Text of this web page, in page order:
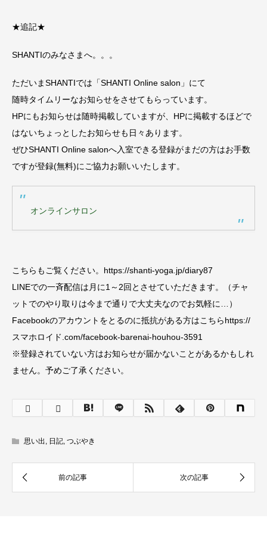
★追記★
SHANTIのみなさまへ。。。
ただいまSHANTIでは「SHANTI Online salon」にて
随時タイムリーなお知らせをさせてもらっています。
HPにもお知らせは随時掲載していますが、HPに掲載するほどで
はないちょっとしたお知らせも日々あります。
ぜひSHANTI Online salonへ入室できる登録がまだの方はお手数
ですが登録(無料)にご協力お願いいたします。
オンラインサロン
こちらもご覧ください。https://shanti-yoga.jp/diary87
LINEでの一斉配信は月に1～2回とさせていただきます。（チャ
ットでのやり取りは今まで通りで大丈夫なのでお気軽に…）
Facebookのアカウントをとるのに抵抗がある方はこちらhttps://
スマホロイド.com/facebook-barenai-houhou-3591
※登録されていない方はお知らせが届かないことがあるかもしれ
ません。予めご了承ください。
思い出, 日記, つぶやき